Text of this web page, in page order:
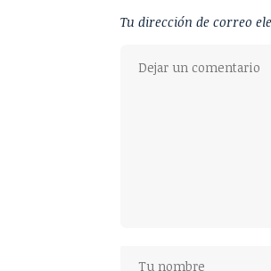
Tu dirección de correo